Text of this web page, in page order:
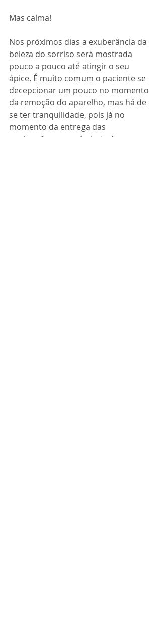
Mas calma!
Nos próximos dias a exuberância da
beleza do sorriso será mostrada
pouco a pouco até atingir o seu
ápice. É muito comum o paciente se
decepcionar um pouco no momento
da remoção do aparelho, mas há de
se ter tranquilidade, pois já no
momento da entrega das
contenções removíveis, todas as